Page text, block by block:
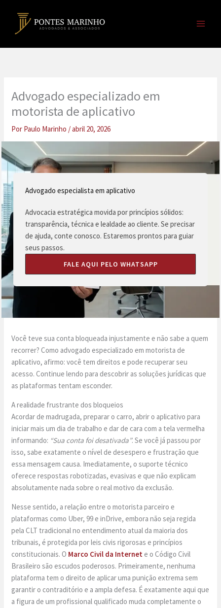
Advogado especializado em
motorista de aplicativo
Por Paulo Marinho /abril 20, 2026
Advogado especialista em aplicativo
Advocacia estratégica movida por princípios sólidos:
transparência, técnica e lealdade ao cliente. Se precisar
de ajuda, conte conosco. Estaremos prontos para guiar
seus passos.
FALE AQUI PELO WHATSAPP
Você teve sua conta bloqueada injustamente e não sabe a quem
recorrer? Como advogado especializado em motorista de
aplicativo, afirmo: você tem direitos e pode recuperar seu
acesso. Continue lendo para descobrir as soluções jurídicas que
as plataformas tentam esconder.
A realidade frustrante dos bloqueios
Acordar de madrugada, preparar o carro, abrir o aplicativo para
iniciar mais um dia de trabalho e dar de cara com a tela vermelha
informando: “Sua conta foi desativada”. Se você já passou por
isso, sabe exatamente o nível de desespero e frustração que
essa mensagem causa. Imediatamente, o suporte técnico
oferece respostas robotizadas, evasivas e que não explicam
absolutamente nada sobre o real motivo da exclusão.
Nesse sentido, a relação entre o motorista parceiro e
plataformas como Uber, 99 e inDrive, embora não seja regida
pela CLT tradicional no entendimento atual da maioria dos
tribunais, é protegida por leis civis rigorosas e princípios
constitucionais. O Marco Civil da Internet e o Código Civil
Brasileiro são escudos poderosos. Primeiramente, nenhuma
plataforma tem o direito de aplicar uma punição extrema sem
garantir o contraditório e a ampla defesa. É exatamente aqui que
a figura de um profissional qualificado muda completamente o